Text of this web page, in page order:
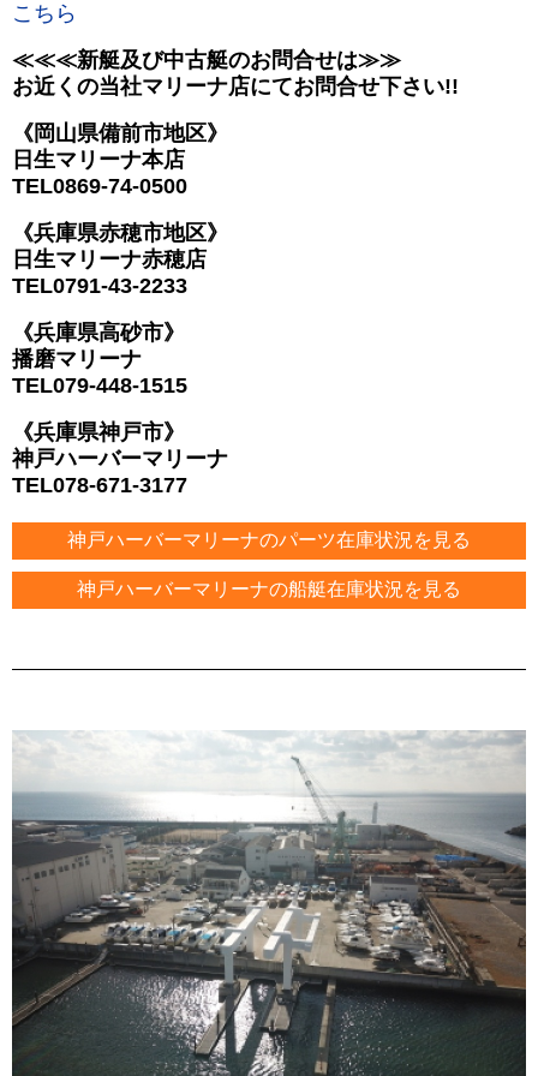
こちら
≪≪≪新艇及び中古艇のお問合せは≫≫
お近くの当社マリーナ店にてお問合せ下さい!!
《岡山県備前市地区》
日生マリーナ本店
TEL0869-74-0500
《兵庫県赤穂市地区》
日生マリーナ赤穂店
TEL0791-43-2233
《兵庫県高砂市》
播磨マリーナ
TEL079-448-1515
《兵庫県神戸市》
神戸ハーバーマリーナ
TEL078-671-3177
神戸ハーバーマリーナのパーツ在庫状況を見る
神戸ハーバーマリーナの船艇在庫状況を見る